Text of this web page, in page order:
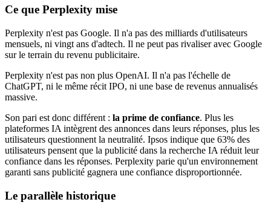
Ce que Perplexity mise
Perplexity n'est pas Google. Il n'a pas des milliards d'utilisateurs
mensuels, ni vingt ans d'adtech. Il ne peut pas rivaliser avec Google
sur le terrain du revenu publicitaire.
Perplexity n'est pas non plus OpenAI. Il n'a pas l'échelle de
ChatGPT, ni le même récit IPO, ni une base de revenus annualisés
massive.
Son pari est donc différent : la prime de confiance. Plus les
plateformes IA intègrent des annonces dans leurs réponses, plus les
utilisateurs questionnent la neutralité. Ipsos indique que 63% des
utilisateurs pensent que la publicité dans la recherche IA réduit leur
confiance dans les réponses. Perplexity parie qu'un environnement
garanti sans publicité gagnera une confiance disproportionnée.
Le parallèle historique